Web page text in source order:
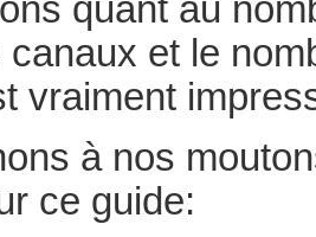
quant au
canaux et le
vraiment
à nos
ce guide: